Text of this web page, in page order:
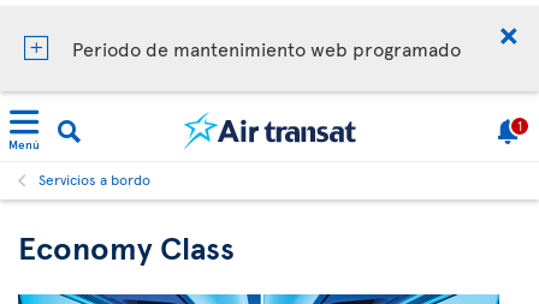
Periodo de mantenimiento web programado
Menú
1
Servicios a bordo
Economy Class